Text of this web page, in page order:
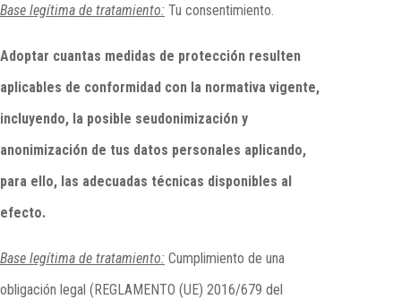
Base legítima de tratamiento: Tu consentimiento.
Adoptar cuantas medidas de protección resulten
aplicables de conformidad con la normativa vigente,
incluyendo, la posible seudonimización y
anonimización de tus datos personales aplicando,
para ello, las adecuadas técnicas disponibles al
efecto.
Base legítima de tratamiento: Cumplimiento de una
obligación legal (REGLAMENTO (UE) 2016/679 del